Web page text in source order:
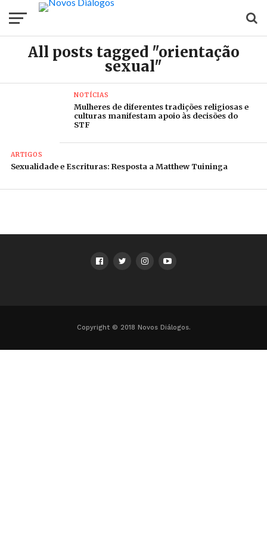
All posts tagged "orientação
sexual"
NOTÍCIAS
Mulheres de diferentes tradições religiosas e
culturas manifestam apoio às decisões do
STF
ARTIGOS
Sexualidade e Escrituras: Resposta a Matthew Tuininga
Copyright © 2018 Novos Diálogos.